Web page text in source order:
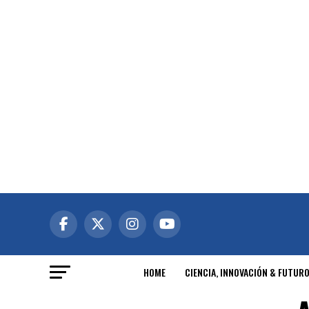
HOME CIENCIA, INNOVACIÓN & FUTURO